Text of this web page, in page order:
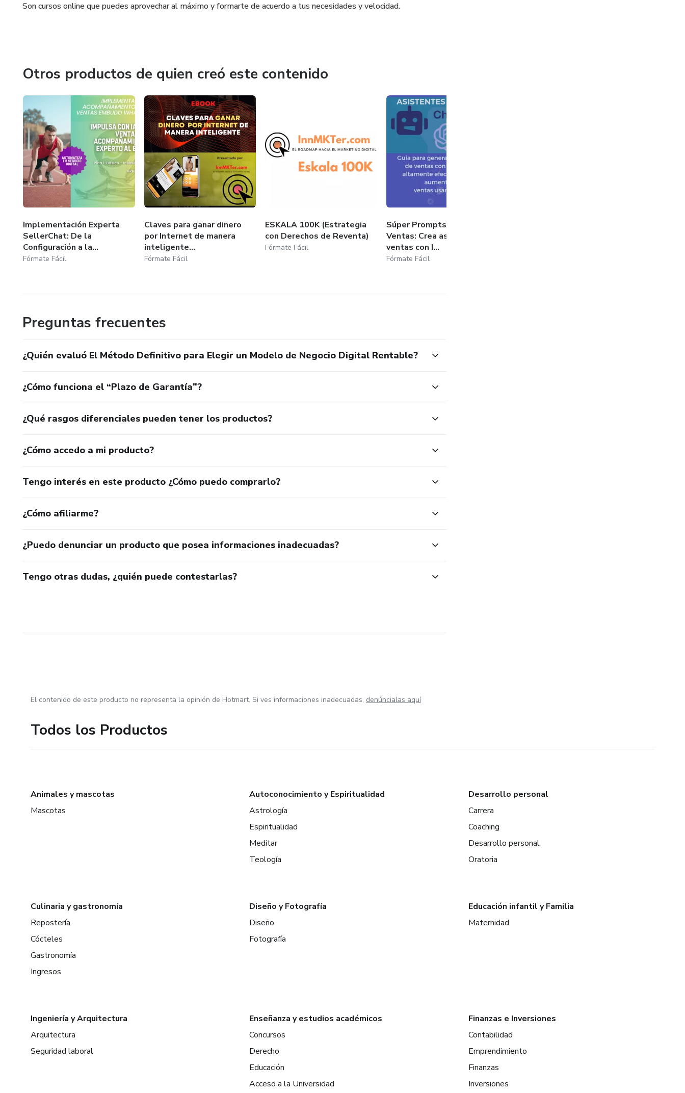
Son cursos online que puedes aprovechar al máximo y formarte de acuerdo a tus necesidades y velocidad.
Otros productos de quien creó este contenido
Implementación Experta
SellerChat: De la
Configuración a la...
Fórmate Fácil
Claves para ganar dinero
por Internet de manera
inteligente...
Fórmate Fácil
ESKALA 100K (Estrategia
con Derechos de Reventa)
Fórmate Fácil
Súper Prompts, Súper
Ventas: Crea asistentes de
ventas con I...
Fórmate Fácil
Preguntas frecuentes
¿Quién evaluó El Método Definitivo para Elegir un Modelo de Negocio Digital Rentable?
¿Cómo funciona el “Plazo de Garantía”?
¿Qué rasgos diferenciales pueden tener los productos?
¿Cómo accedo a mi producto?
Tengo interés en este producto ¿Cómo puedo comprarlo?
¿Cómo afiliarme?
¿Puedo denunciar un producto que posea informaciones inadecuadas?
Tengo otras dudas, ¿quién puede contestarlas?
El contenido de este producto no representa la opinión de Hotmart. Si ves informaciones inadecuadas, denúncialas aquí
Todos los Productos
Animales y mascotas
Mascotas
Autoconocimiento y Espiritualidad
Astrología
Espiritualidad
Meditar
Teología
Desarrollo personal
Carrera
Coaching
Desarrollo personal
Oratoria
Culinaria y gastronomía
Repostería
Cócteles
Gastronomía
Ingresos
Diseño y Fotografía
Diseño
Fotografía
Educación infantil y Familia
Maternidad
Ingeniería y Arquitectura
Arquitectura
Seguridad laboral
Enseñanza y estudios académicos
Concursos
Derecho
Educación
Acceso a la Universidad
Finanzas e Inversiones
Contabilidad
Emprendimiento
Finanzas
Inversiones